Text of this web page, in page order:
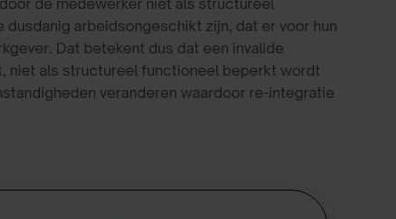
arbeidsongeschikt zijn, dat er voor hun
Dat betekent dus dat een invalide
niet als structureel functioneel beperkt wordt
veranderen waardoor re-integratie